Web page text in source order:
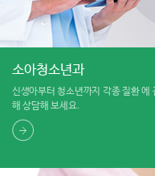
소아청소년과
신생아부터 청소년까지 각종 질환에
해 상담해 보세요.